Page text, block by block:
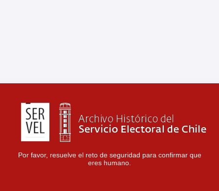
Por favor, resuelve el reto de seguridad para confirmar que
eres humano.